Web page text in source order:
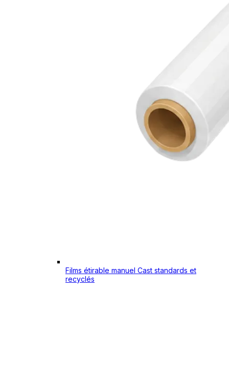
Films étirable manuel Cast standards et
recyclés